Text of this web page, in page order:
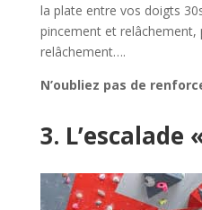
la plate entre vos doigts
pincement et relâchement,
relâchement….
N’oubliez pas de
3. L’escalade